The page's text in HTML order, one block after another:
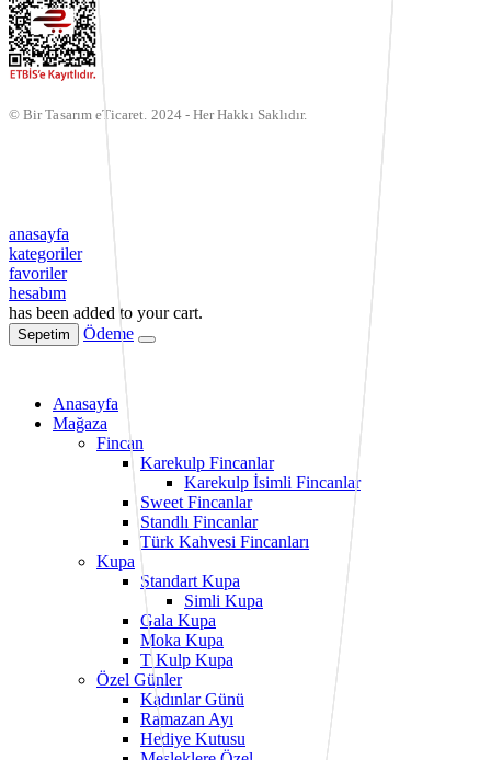
© Bir Tasarım eTicaret. 2024 - Her Hakkı Saklıdır.
anasayfa
kategoriler
favoriler
hesabım
has been added to your cart.
Sepetim Ödeme
Anasayfa
Mağaza
Fincan
Karekulp Fincanlar
Karekulp İsimli Fincanlar
Sweet Fincanlar
Standlı Fincanlar
Türk Kahvesi Fincanları
Kupa
Standart Kupa
Simli Kupa
Gala Kupa
Moka Kupa
T Kulp Kupa
Özel Günler
Kadınlar Günü
Ramazan Ayı
Hediye Kutusu